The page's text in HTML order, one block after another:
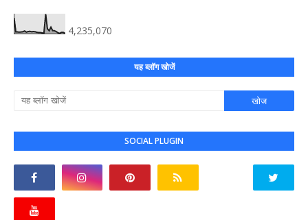
4,235,070
यह ब्लॉग खोजें
SOCIAL PLUGIN